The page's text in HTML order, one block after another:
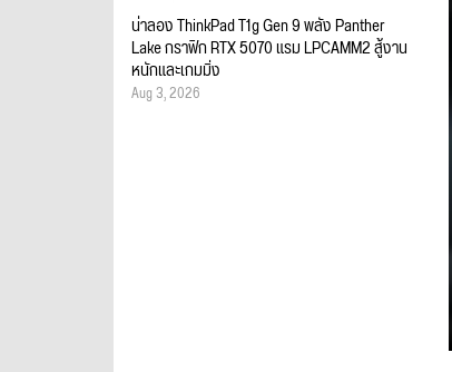
น่าลอง ThinkPad T1g Gen 9 พลัง Panther
Lake กราฟิก RTX 5070 แรม LPCAMM2 สู้งาน
หนักและเกมมิ่ง
Aug 3, 2026